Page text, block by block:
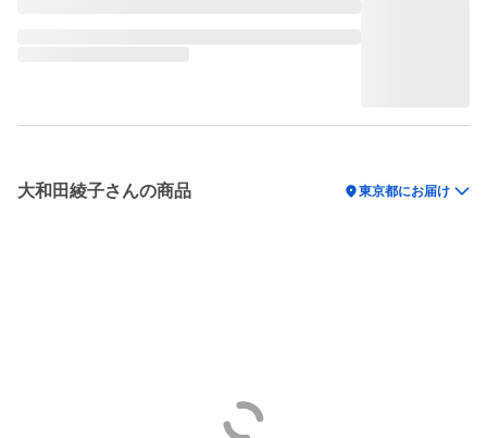
大和田綾子さんの商品 location_on東京都にお届け